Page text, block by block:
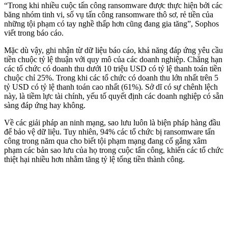
“Trong khi nhiều cuộc tấn công ransomware được thực hiện bởi các
băng nhóm tinh vi, số vụ tấn công ransomware thô sơ, rẻ tiền của
những tội phạm có tay nghề thấp hơn cũng đang gia tăng”, Sophos
viết trong báo cáo.
Mặc dù vậy, ghi nhận từ dữ liệu báo cáo, khả năng đáp ứng yêu cầu
tiền chuộc tỷ lệ thuận với quy mô của các doanh nghiệp. Chẳng hạn
các tổ chức có doanh thu dưới 10 triệu USD có tỷ lệ thanh toán tiền
chuộc chỉ 25%. Trong khi các tổ chức có doanh thu lớn nhất trên 5
tỷ USD có tỷ lệ thanh toán cao nhất (61%). Sở dĩ có sự chênh lệch
này, là tiềm lực tài chính, yếu tố quyết định các doanh nghiệp có sẵn
sàng đáp ứng hay không.
Về các giải pháp an ninh mạng, sao lưu luôn là biện pháp hàng đầu
để bảo vệ dữ liệu. Tuy nhiên, 94% các tổ chức bị ransomware tấn
công trong năm qua cho biết tội phạm mạng đang cố gắng xâm
phạm các bản sao lưu của họ trong cuộc tấn công, khiến các tổ chức
thiệt hại nhiều hơn nhằm tăng tỷ lệ tống tiền thành công.